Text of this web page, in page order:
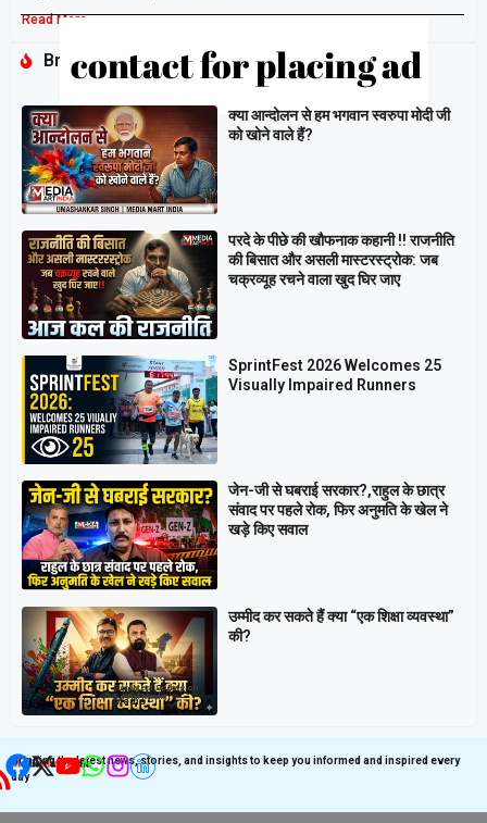
Read More »
Breaking
क्या आन्दोलन से हम भगवान स्वरुपा मोदी जी
को खोने वाले हैं?
परदे के पीछे की खौफनाक कहानी ‼ राजनीति
की बिसात और असली मास्टरस्ट्रोक: जब
चक्रव्यूह रचने वाला खुद घिर जाए
SprintFest 2026 Welcomes 25
Visually Impaired Runners
जेन-जी से घबराई सरकार?,राहुल के छात्र
संवाद पर पहले रोक, फिर अनुमति के खेल ने
खड़े किए सवाल
उम्मीद कर सकते हैं क्या “एक शिक्षा व्यवस्था”
की?
Bringing the latest news, stories, and insights to keep you informed and inspired every
day
Follow us on Social
Media
Get latest update on
Social Media